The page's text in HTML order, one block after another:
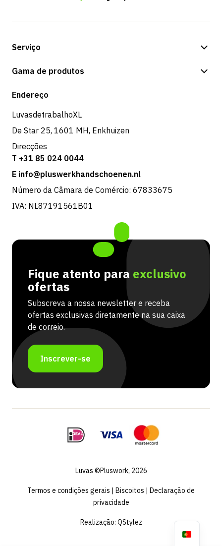
Serviço
Opções de pagamento
Devoluções e serviço
Gama de produtos
Loja
Endereço
LuvasdetrabalhoXL
De Star 25, 1601 MH, Enkhuizen
Direcções
T +31 85 024 0044
E info@pluswerkhandschoenen.nl
Número da Câmara de Comércio: 67833675
IVA: NL87191561B01
Fique atento para exclusivo
ofertas
Subscreva a nossa newsletter e receba
ofertas exclusivas diretamente na sua caixa
de correio.
Inscrever-se
Luvas ©Pluswork, 2026
Termos e condições gerais Biscoitos
Declaração de
privacidade
Realização: QStylez